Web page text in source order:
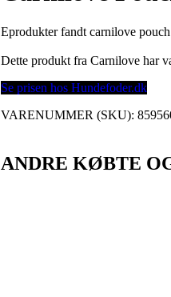
Eprodukter fandt carnilove
Dette produkt fra Carnilove har
Se prisen hos Hundefoder.dk
VARENUMMER (SKU):
ANDRE KØBTE